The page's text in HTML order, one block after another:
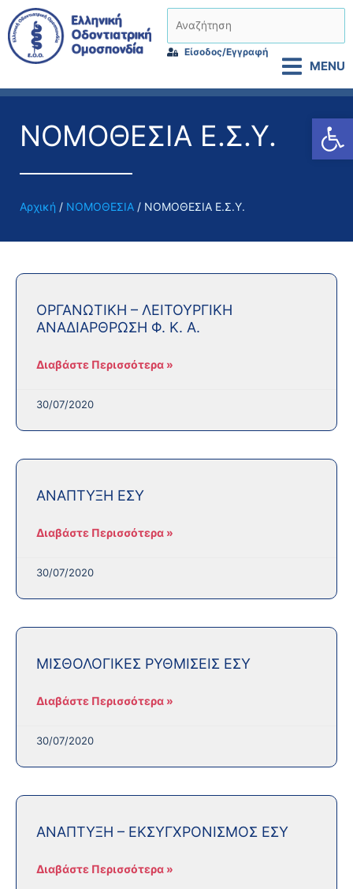
Μετάβαση
στο
περιεχόμενο
Είσοδος/Εγγραφή
MENU
ΝΟΜΟΘΕΣΙΑ Ε.Σ.Υ.
Αρχική / ΝΟΜΟΘΕΣΙΑ / ΝΟΜΟΘΕΣΙΑ Ε.Σ.Υ.
ΟΡΓΑΝΩΤΙΚΗ – ΛΕΙΤΟΥΡΓΙΚΗ
ΑΝΑΔΙΑΡΘΡΩΣΗ Φ. Κ. Α.
Διαβάστε Περισσότερα »
30/07/2020
ANAΠΤΥΞΗ ΕΣΥ
Διαβάστε Περισσότερα »
30/07/2020
ΜΙΣΘΟΛΟΓΙΚΕΣ ΡΥΘΜΙΣΕΙΣ ΕΣΥ
Διαβάστε Περισσότερα »
30/07/2020
ANAΠΤΥΞΗ – ΕΚΣΥΓΧΡΟΝΙΣΜΟΣ ΕΣΥ
Διαβάστε Περισσότερα »